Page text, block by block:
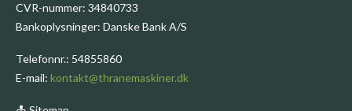
CVR-nummer: 34840733
Bankoplysninger: Danske Bank A/S
Telefonnr.: 54855860
E-mail: kontakt@thranemaskiner.dk